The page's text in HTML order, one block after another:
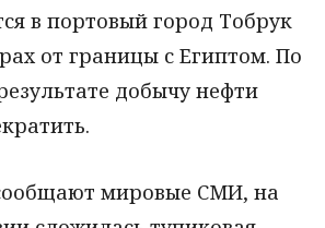
в портовый город Тобрук
от границы с Египтом. По
добычу нефти
мировые СМИ, на